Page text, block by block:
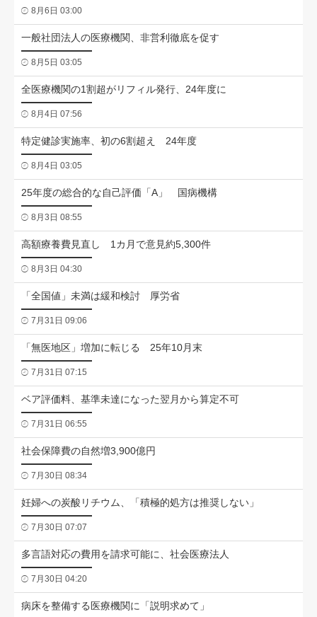
8月6日 03:00
一般社団法人の医療機関、非営利徹底を促す
8月5日 03:05
全医療機関の1割超がリフィル発行、24年度に
8月4日 07:56
特定健診実施率、初の6割超え 24年度
8月4日 03:05
25年度の総合的な自己評価「A」 国病機構
8月3日 08:55
高額療養費見直し 1カ月で意見約5,300件
8月3日 04:30
「全国値」未満は緩和検討 厚労省
7月31日 09:06
「無医地区」増加に転じる 25年10月末
7月31日 07:15
ベア評価料、基準未達になった翌月から算定不可
7月31日 06:55
社会保障費の自然増3,900億円
7月30日 08:34
妊婦への炭酸リチウム、「積極的処方は推奨しない」
7月30日 07:07
多言語対応の費用を請求可能に、社会医療法人
7月30日 04:20
病床を整備する医療機関に「説明求めて」